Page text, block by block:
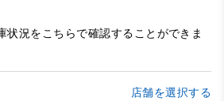
状況をこちらで確認することができま
店舗を選択する